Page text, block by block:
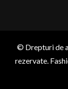
© Drepturi de
rezervate.